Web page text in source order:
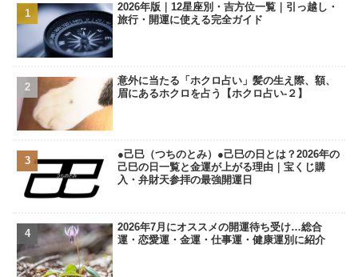
2026年版｜12星座別・吉方位一覧｜引っ越し・
旅行・開運に使える完全ガイド
意外に当たる「ホクロ占い」髪の生え際、額、
眉にあるホクロを占う【ホクロ占い‐２】
●己巳（つちのとみ）●己巳の日とは？2026年の
己巳の日一覧と金運が上がる理由｜宝くじ購
入・弁財天参拝の最強開運日
2026年7月にオススメの開運待ち受け…総合
運・恋愛運・金運・仕事運・健康運別に紹介